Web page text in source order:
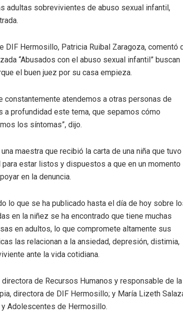
adultas sobrevivientes de abuso sexual infantil,
DIF Hermosillo, Patricia Ruibal Zaragoza, comentó
“Abusados con el abuso sexual infantil” buscan
el buen juez por su casa empieza.
constantemente atendemos a otras personas de
a profundidad este tema, que sepamos cómo
los síntomas”, dijo.
maestra que recibió la carta de una niña que
estar listos y dispuestos a que en un momento
en la denuncia.
lo que se ha publicado hasta el día de hoy sobre
en la niñez se ha encontrado que tiene muchas
en adultos, lo que compromete altamente sus
las relacionan a la ansiedad, depresión, distimia,
ante la vida cotidiana.
de Recursos Humanos y responsable de la
directora de DIF Hermosillo; y María Lizeth
Adolescentes de Hermosillo.